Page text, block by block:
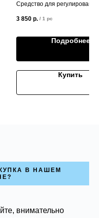
Средство для
3 850 р. / 1 pc
Подробнее
Купить
В НАШЕМ
внимательно